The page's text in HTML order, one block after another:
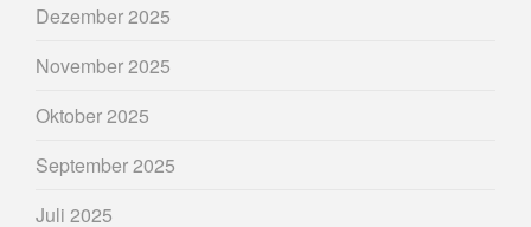
Dezember 2025
November 2025
Oktober 2025
September 2025
Juli 2025